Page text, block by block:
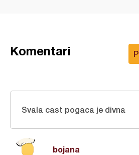
Komentari
bojana
Svala cast pogaca je divna